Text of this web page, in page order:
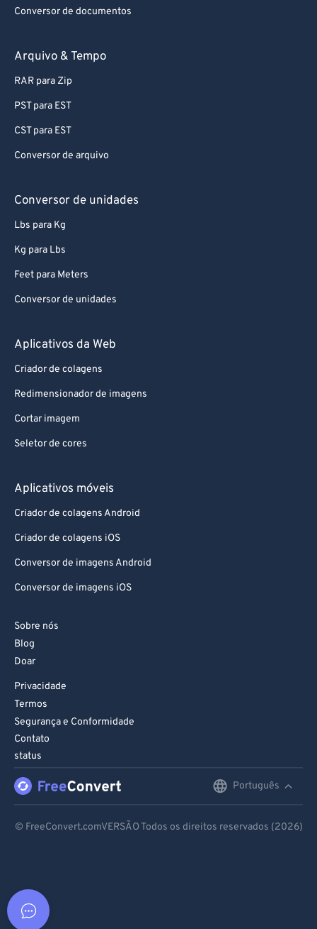
Conversor de documentos
Arquivo & Tempo
RAR para Zip
PST para EST
CST para EST
Conversor de arquivo
Conversor de unidades
Lbs para Kg
Kg para Lbs
Feet para Meters
Conversor de unidades
Aplicativos da Web
Criador de colagens
Redimensionador de imagens
Cortar imagem
Seletor de cores
Aplicativos móveis
Criador de colagens Android
Criador de colagens iOS
Conversor de imagens Android
Conversor de imagens iOS
Sobre nós
Blog
Doar
Privacidade
Termos
Segurança e Conformidade
Contato
status
Português
© FreeConvert.comVERSÃO Todos os direitos reservados (2026)